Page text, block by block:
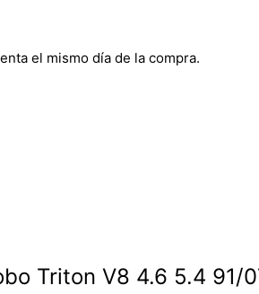
el mismo día de la compra.
Triton V8 4.6 5.4 91/